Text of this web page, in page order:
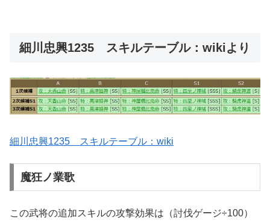
細川忠興1235 スキルテーブル：wikiより
細川忠興1235 スキルテーブル：wiki
魔狂ノ業歌
この武将の追加スキルの攻撃効果は（討伐ゲージ÷100）